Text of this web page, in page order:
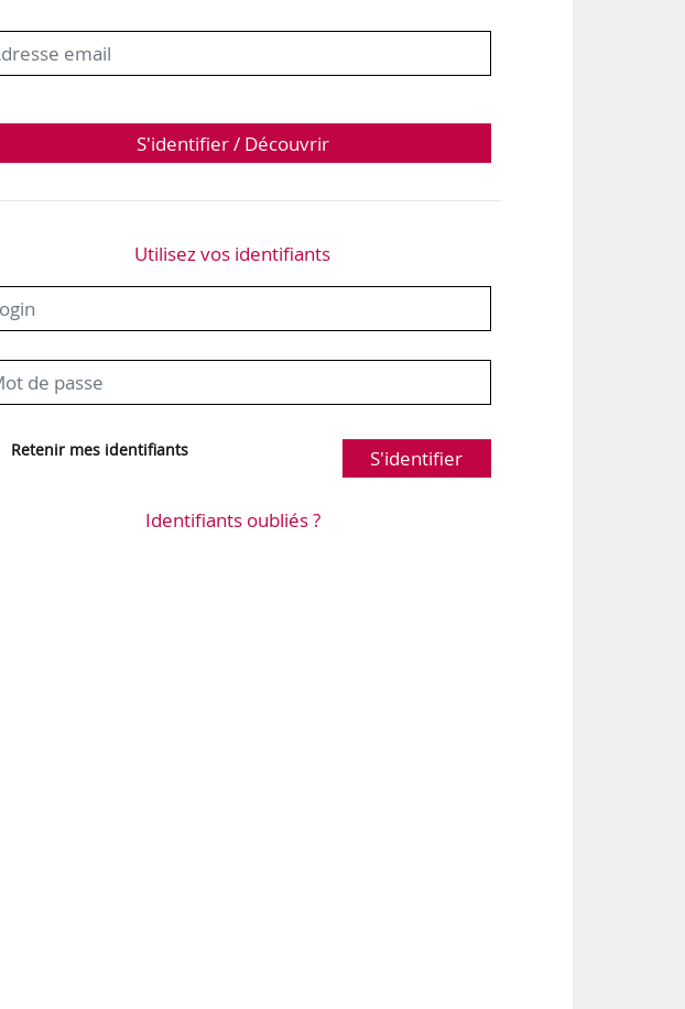
S'identifier / Découvrir
Utilisez vos identifiants
Retenir mes identifiants S'identifier
Identifiants oubliés ?